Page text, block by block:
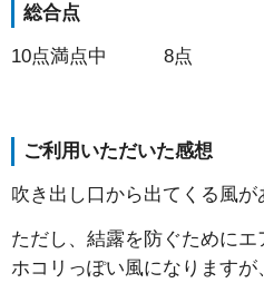
総合点
10点満点中 8点
ご利用いただいた感想
吹き出し口から出てくる風が
ただし、結露を防ぐためにエ
ホコリっぽい風になります